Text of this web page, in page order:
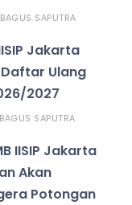
SAPUTRA
Jakarta
Ulang
2027
SAPUTRA
IISIP Jakarta
Akan
Potongan